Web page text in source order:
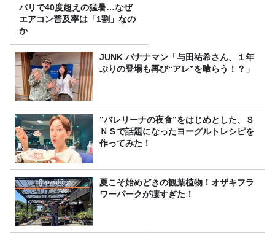
パリで40度超えの猛暑…なぜ
エアコン普及率は「1割」なの
か
JUNK バナナマン「与田祐希さん、１年
ぶりの登場も再び“アレ”を喰らう！？」
”バレリーナの夜食”をはじめとした、Ｓ
ＮＳで話題になったヨーグルトレシピを
作ってみた！
夏こそ始めどきの観葉植物！オザキフラ
ワーパークが凄すぎた！